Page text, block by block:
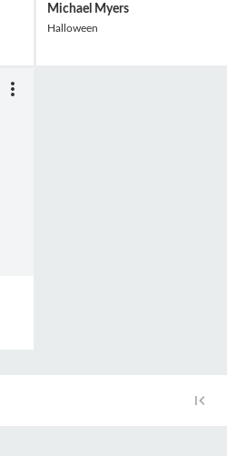
Michael Myers
Halloween